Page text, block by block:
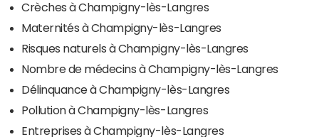
Crèches à Champigny-lès-Langres
Maternités à Champigny-lès-Langres
Risques naturels à Champigny-lès-Langres
Nombre de médecins à Champigny-lès-Langres
Délinquance à Champigny-lès-Langres
Pollution à Champigny-lès-Langres
Entreprises à Champigny-lès-Langres